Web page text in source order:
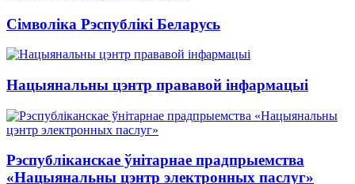
Сімволіка Рэспублікі Беларусь
Нацыянальны цэнтр прававой інфармацыі
Рэспубліканскае ўнітарнае прадпрыемства
«Нацыянальны цэнтр электронных паслуг»